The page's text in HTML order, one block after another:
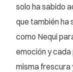
solo ha sabido
que también
como Nequi
emoción y
misma frescura